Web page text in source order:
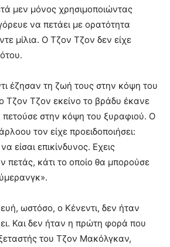
μεν μόνος χρησιμοποιώντας
να πετάει με ορατότητα
μίλια. Ο Τζον Τζον δεν είχε
έζησαν τη ζωή τους στην κόψη του
Τζον Τζον εκείνο το βράδυ έκανε
πετούσε στην κόψη του ξυραφιού. Ο
τον είχε προειδοποιήσει:
είσαι επικίνδυνος. Εχεις
πετάς, κάτι το οποίο θα μπορούσε
ωστόσο, ο Κένεντι, δεν ήταν
Και δεν ήταν η πρώτη φορά που
του Τζον Μακόλγκαν,